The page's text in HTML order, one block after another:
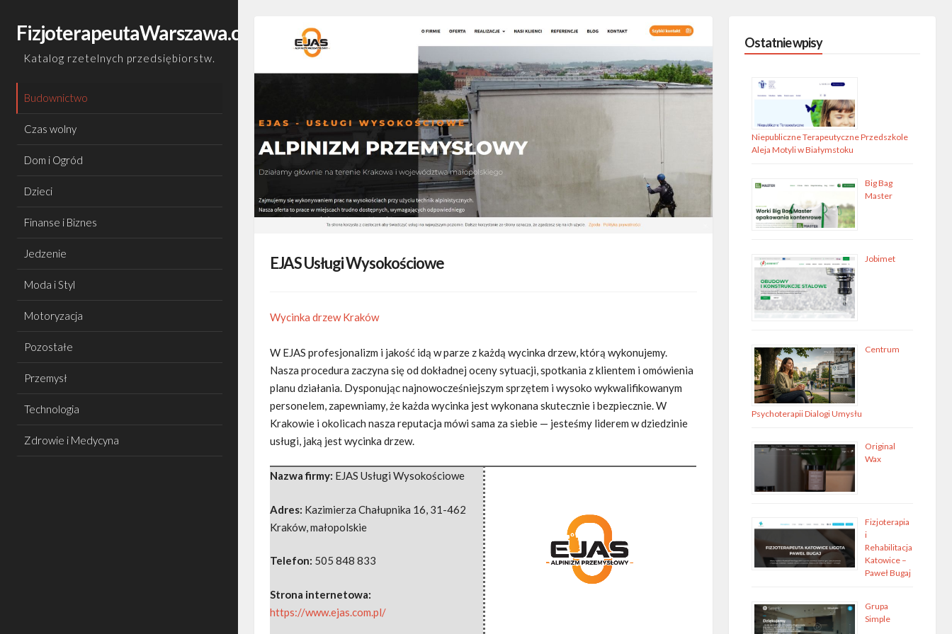
contentFizjoterapeutaWarszawa.com.pl
Katalog rzetelnych przedsiębiorstw.
Budownictwo
Czas wolny
Dom i Ogród
Dzieci
Finanse i Biznes
Jedzenie
Moda i Styl
Motoryzacja
Pozostałe
Przemysł
Technologia
Zdrowie i Medycyna
EJAS Usługi Wysokościowe
Wycinka drzew Kraków
W EJAS profesjonalizm i jakość idą w parze z każdą wycinka drzew, którą wykonujemy.
Nasza procedura zaczyna się od dokładnej oceny sytuacji, spotkania z klientem i omówienia
planu działania. Dysponując najnowocześniejszym sprzętem i wysoko wykwalifikowanym
personelem, zapewniamy, że każda wycinka jest wykonana skutecznie i bezpiecznie. W
Krakowie i okolicach nasza reputacja mówi sama za siebie — jesteśmy liderem w dziedzinie
usługi, jaką jest wycinka drzew.
Nazwa firmy: EJAS Usługi Wysokościowe
Adres: Kazimierza Chałupnika 16, 31-462
Kraków,małopolskie
Telefon: 505 848 833
Strona internetowa:
https://www.ejas.com.pl/
Ostatnie wpisy
Niepubliczne Terapeutyczne Przedszkole
Aleja Motyli w Białymstoku
Big Bag
Master
Jobimet
Centrum
Psychoterapii Dialogi Umysłu
Original
Wax
Fizjoterapia
i
Rehabilitacja
Katowice –
Paweł Bugaj
Grupa
Simple